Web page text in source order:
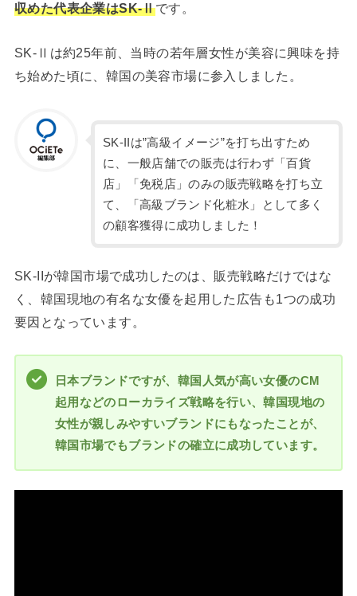
収めた代表企業はSK-Ⅱです。
SK-Ⅱは約25年前、当時の若年層女性が美容に興味を持
ち始めた頃に、韓国の美容市場に参入しました。
SK-IIは”高級イメージ”を打ち出すため
に、一般店舗での販売は行わず「百貨
店」「免税店」のみの販売戦略を打ち立
て、「高級ブランド化粧水」として多く
の顧客獲得に成功しました！
SK-IIが韓国市場で成功したのは、販売戦略だけではな
く、韓国現地の有名な女優を起用した広告も1つの成功
要因となっています。
日本ブランドですが、韓国人気が高い女優のCM
起用などのローカライズ戦略を行い、韓国現地の
女性が親しみやすいブランドにもなったことが、
韓国市場でもブランドの確立に成功しています。